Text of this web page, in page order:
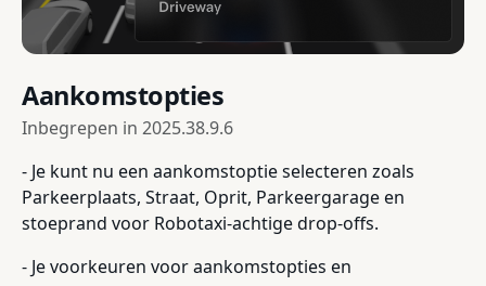
Aankomstopties
Inbegrepen in 2025.38.9.6
- Je kunt nu een aankomstoptie selecteren zoals
Parkeerplaats, Straat, Oprit, Parkeergarage en
stoeprand voor Robotaxi-achtige drop-offs.
- Je voorkeuren voor aankomstopties en